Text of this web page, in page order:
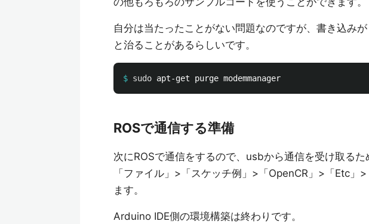
自分は当たったことがない問題なのですが、書き込み
と治ることがあるらしいです。
$ sudo
ROSで通信する準備
次にROSで通信をするので、usbから通信を受け取るた
「ファイル」>「スケッチ例」>「OpenCR」>「Etc」
ます。
Arduino IDE側の環境構築は終わりです。